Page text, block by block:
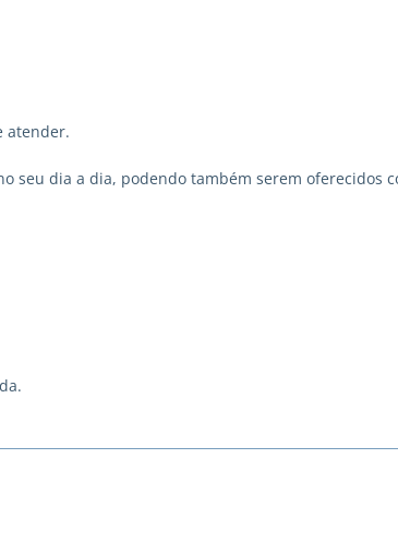
atender.
seu dia a dia, podendo também serem oferecidos